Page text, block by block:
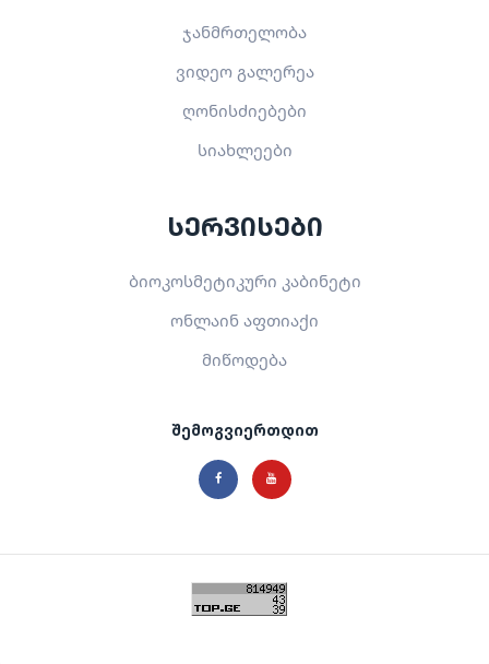
ჯანმრთელობა
ვიდეო გალერეა
ღონისძიებები
სიახლეები
სერვისები
ბიოკოსმეტიკური კაბინეტი
ონლაინ აფთიაქი
მიწოდება
შემოგვიერთდით